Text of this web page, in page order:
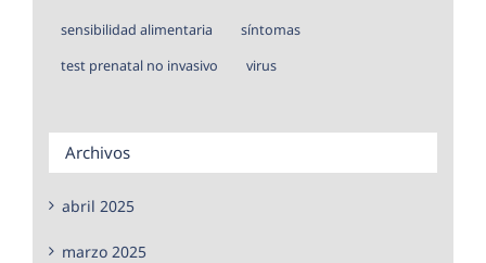
sensibilidad alimentaria
síntomas
test prenatal no invasivo
virus
Archivos
abril 2025
marzo 2025